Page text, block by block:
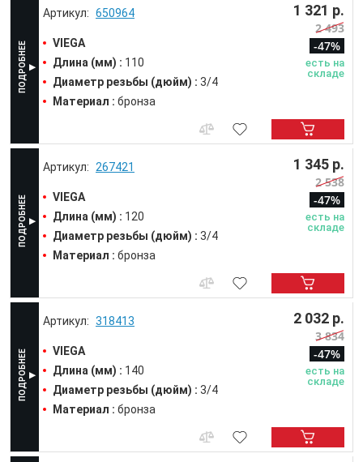
650964
VIEGA
Длина (мм) : 110
Диаметр резьбы (дюйм) : 3/4
Материал : бронза
1 321 р.
2 493
-47%
есть на
складе
267421
VIEGA
Длина (мм) : 120
Диаметр резьбы (дюйм) : 3/4
Материал : бронза
1 345 р.
2 538
-47%
есть на
складе
318413
VIEGA
Длина (мм) : 140
Диаметр резьбы (дюйм) : 3/4
Материал : бронза
2 032 р.
3 834
-47%
есть на
складе